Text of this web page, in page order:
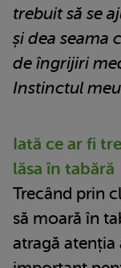
trebuit să se
și dea seama
de îngrijiri
Instinctul
Iată ce ar fi
lăsa în tabără
Trecând prin
să moară în
atragă atenția